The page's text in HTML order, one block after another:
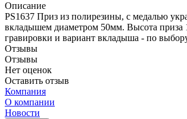
Описание
PS1637 Приз из полирезины, с медалью
вкладышем диаметром 50мм. Высота приза
гравировки и вариант вкладыша - по
Отзывы
Отзывы
Нет оценок
Оставить отзыв
Компания
О компании
Новости